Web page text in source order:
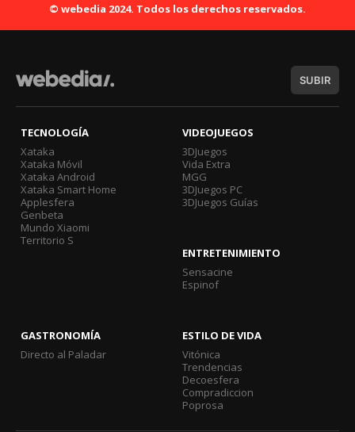
© webedia 2024. Todos los derechos reservados.
SUBIR
TECNOLOGÍA
Xataka
Xataka Móvil
Xataka Android
Xataka Smart Home
Applesfera
Genbeta
Mundo Xiaomi
Territorio S
VIDEOJUEGOS
3DJuegos
Vida Extra
MGG
3DJuegos PC
3DJuegos Guías
ENTRETENIMIENTO
Sensacine
Espinof
GASTRONOMÍA
Directo al Paladar
ESTILO DE VIDA
Vitónica
Trendencias
Decoesfera
Compradiccion
Poprosa